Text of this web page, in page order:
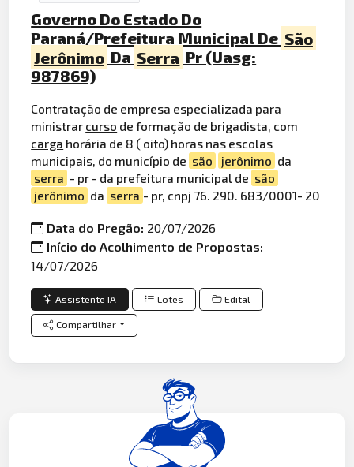
Governo Do Estado Do
Paraná/Prefeitura Municipal De São
Jerônimo Da Serra Pr (Uasg:
987869)
Contratação de empresa especializada para
ministrar curso de formação de brigadista, com
carga horária de 8 ( oito) horas nas escolas
municipais, do município de são jerônimo da
serra - pr - da prefeitura municipal de são
jerônimo da serra - pr, cnpj 76. 290. 683/0001- 20
Data do Pregão: 20/07/2026
Início do Acolhimento de Propostas:
14/07/2026
Assistente IA Lotes Edital
Compartilhar